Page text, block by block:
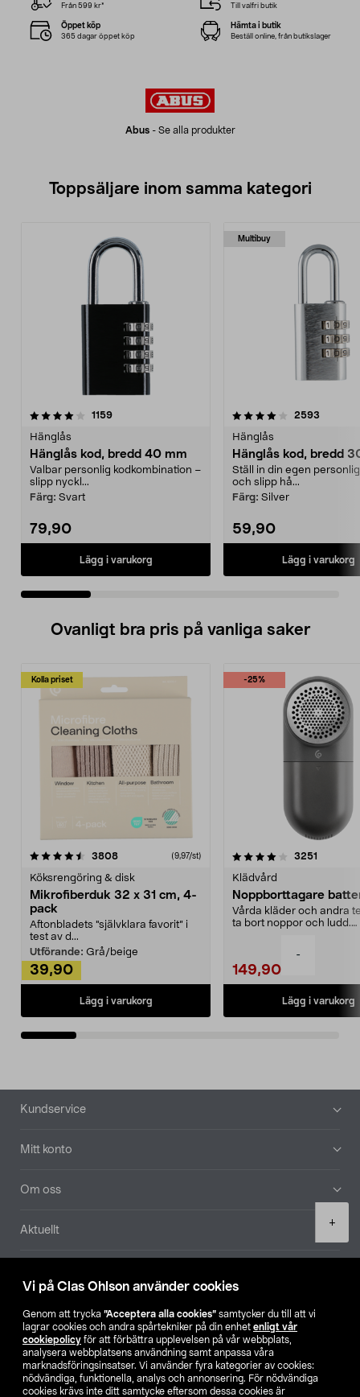
Vi på Clas Ohlson använder cookies
Genom att trycka ”Acceptera alla cookies” samtycker du till att vi
lagrar cookies och andra spårtekniker på din enhet enligt vår
cookiepolicy för att förbättra upplevelsen på vår webbplats,
analysera webbplatsens användning samt anpassa våra
marknadsföringsinsatser. Vi använder fyra kategorier av cookies:
nödvändiga, funktionella, analys och annonsering. För nödvändiga
cookies krävs inte ditt samtycke eftersom dessa cookies är
-
+
Abus- Se alla produkter
Från 599 kr* Till valfri butik
Öppet köp
365 dagar öppet köp
Hämta i butik
Beställ online, från butikslager
Toppsäljare inom samma kategori
1159recensioner
Hänglås
Hänglås kod, bredd 40 mm
Valbar personlig kodkombination –
slipp nyckl...
Färg: Svart
79,90
Lägg i varukorg
Multibuy
4.0 av 5 stjärnor 2593
Hänglås
Hänglås kod, bredd
Ställ in din egen
och slipp hå...
Färg: Silver
59,90
Lägg i varukorg
4.5 av 5 stjärnor
Ovanligt bra pris på vanliga saker
Kolla priset
3808recensioner (9,97/st)
Köksrengöring & disk
Mikrofiberduk 32 x 31 cm, 4-
pack
Aftonbladets "självklara favorit” i
test av d...
Utförande: Grå/beige
39,90
Lägg i varukorg
-25%
4.0av 5 stjärnor 3251
Klädvård
Noppborttagare
Vårda kläder och andra
ta bort noppor och ludd.
149,90
Lägg i varukorg
4.5av 5 stjärnor
Sidfot
Kundservice
Mitt konto
Om oss
Aktuellt
Hitta butik
SE NO FI